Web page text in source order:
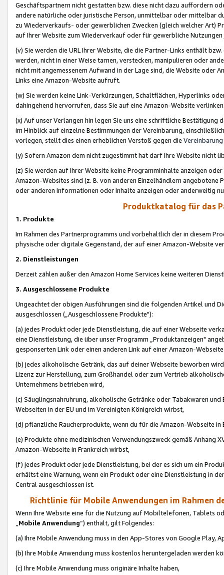
Geschäftspartnern nicht gestatten bzw. diese nicht dazu auffordern
andere natürliche oder juristische Person, unmittelbar oder mittelbar
zu Wiederverkaufs- oder gewerblichen Zwecken (gleich welcher Art)
auf Ihrer Website zum Wiederverkauf oder für gewerbliche
(v) Sie werden die URL Ihrer Website, die die Partner-Links enthält
werden, nicht in einer Weise tarnen, verstecken, manipulieren oder
nicht mit angemessenem Aufwand in der Lage sind, die Website oder
Links eine Amazon-Website aufruft.
(w) Sie werden keine Link-Verkürzungen, Schaltflächen, Hyperlinks
dahingehend hervorrufen, dass Sie auf eine Amazon-Website
(x) Auf unser Verlangen hin legen Sie uns eine schriftliche
im Hinblick auf einzelne Bestimmungen der Vereinbarung,
vorlegen, stellt dies einen erheblichen Verstoß gegen die Vereinbarung
(y) Sofern Amazon dem nicht zugestimmt hat darf Ihre Website nicht
(z) Sie werden auf Ihrer Website keine Programminhalte anzeigen
Amazon-Websites sind (z. B. von anderen Einzelhändlern
oder anderen Informationen oder Inhalte anzeigen oder anderweitig
Produktkatalog für das
1. Produkte
Im Rahmen des Partnerprogramms und vorbehaltlich der in diesem
physische oder digitale Gegenstand, der auf einer Amazon-Website
2. Dienstleistungen
Derzeit zählen außer den Amazon Home Services keine weiteren
3. Ausgeschlossene Produkte
Ungeachtet der obigen Ausführungen sind die folgenden Artikel und
ausgeschlossen („Ausgeschlossene Produkte"):
(a) jedes Produkt oder jede Dienstleistung, die auf einer Webseite
eine Dienstleistung, die über unser Programm „Produktanzeigen"
gesponserten Link oder einen anderen Link auf einer Amazon-
(b) jedes alkoholische Getränk, das auf deiner Webseite beworben
Lizenz zur Herstellung, zum Großhandel oder zum Vertrieb
Unternehmens betrieben wird,
(c) Säuglingsnahruhrung, alkoholische Getränke oder Tabakwaren
Webseiten in der EU und im Vereinigten Königreich wirbst,
(d) pflanzliche Raucherprodukte, wenn du für die Amazon-Webseite in
(e) Produkte ohne medizinischen Verwendungszweck gemäß Anhang
Amazon-Webseite in Frankreich wirbst,
(f) jedes Produkt oder jede Dienstleistung, bei der es sich um ein
erhältst eine Warnung, wenn ein Produkt oder eine Dienstleistung in
Central ausgeschlossen ist.
Richtlinie für Mobile Anwendungen im Rahmen
Wenn Ihre Website eine für die Nutzung auf Mobiltelefonen, Tablets
„Mobile Anwendung“) enthält, gilt Folgendes:
(a) Ihre Mobile Anwendung muss in den App-Stores von Google Play,
(b) Ihre Mobile Anwendung muss kostenlos heruntergeladen werden
(c) Ihre Mobile Anwendung muss originäre Inhalte haben,